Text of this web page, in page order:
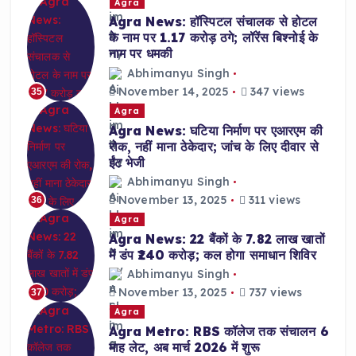
35
Agra
Agra News: हॉस्पिटल संचालक से होटल
के नाम पर 1.17 करोड़ ठगे; लॉरेंस बिश्नोई के
नाम पर धमकी
Abhimanyu Singh
November 14, 2025
347 views
36
Agra
Agra News: घटिया निर्माण पर एआरएम की
रोक, नहीं माना ठेकेदार; जांच के लिए दीवार से
ईंट भेजी
Abhimanyu Singh
November 13, 2025
311 views
37
Agra
Agra News: 22 बैंकों के 7.82 लाख खातों
में डंप ₹240 करोड़; कल होगा समाधान शिविर
Abhimanyu Singh
November 13, 2025
737 views
Agra
Agra Metro: RBS कॉलेज तक संचालन 6
माह लेट, अब मार्च 2026 में शुरू